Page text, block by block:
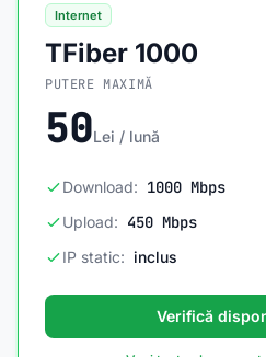
Internet
TFiber 1000
PUTERE MAXIMĂ
50Lei / lună
Download: 1000 Mbps
Upload: 450 Mbps
IP static: inclus
Verifică